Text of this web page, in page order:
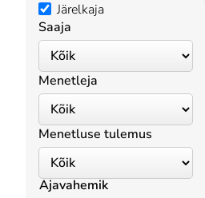
Järelkaja
Saaja
Menetleja
Menetluse tulemus
Ajavahemik